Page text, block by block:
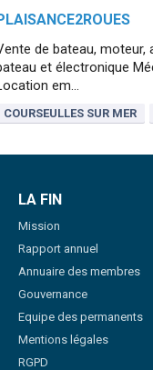
de bateau,
et électronique
em...
COURSEULLES SUR MER
LA FIN
Mission
Rapport annuel
Annuaire des membres
Gouvernance
Equipe des permanents
Mentions légales
RGPD